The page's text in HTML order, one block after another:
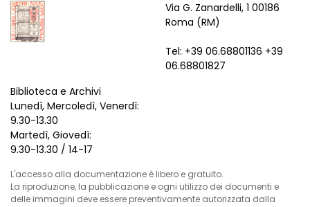
Via G. Zanardelli, 1 00186
Roma (RM)
Tel: +39 06.68801136 +39
06.68801827
Biblioteca e Archivi
Lunedì, Mercoledì, Venerdì:
9.30-13.30
Martedì, Giovedì:
9.30-13.30 / 14-17
L'accesso alla documentazione è libero e gratuito.
La riproduzione, la pubblicazione e ogni utilizzo dei documenti e
delle immagini deve essere preventivamente autorizzata dalla